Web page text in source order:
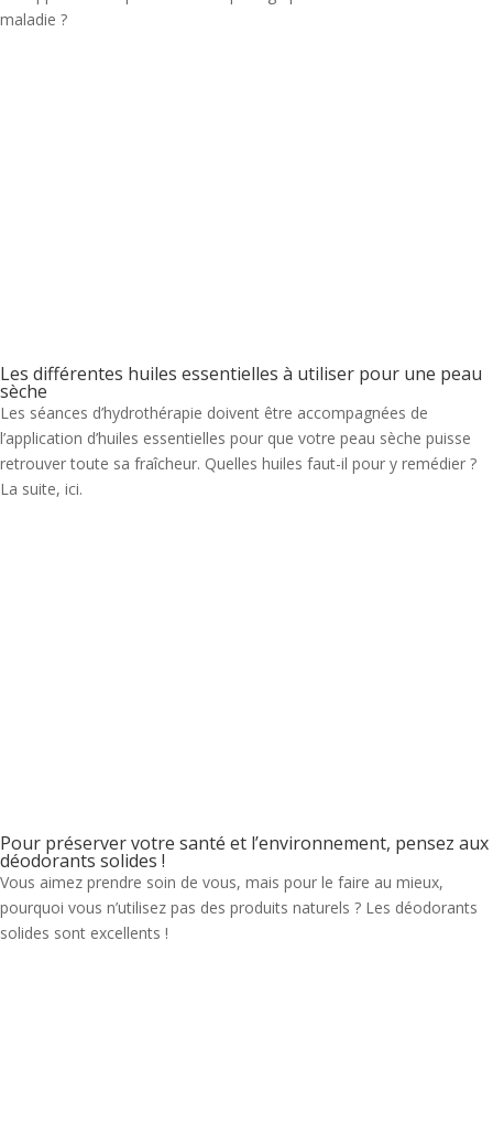
maladie ?
Les différentes huiles essentielles à utiliser pour une peau
sèche
Les séances d’hydrothérapie doivent être accompagnées de
l’application d’huiles essentielles pour que votre peau sèche puisse
retrouver toute sa fraîcheur. Quelles huiles faut-il pour y remédier ?
La suite, ici.
Pour préserver votre santé et l’environnement, pensez aux
déodorants solides !
Vous aimez prendre soin de vous, mais pour le faire au mieux,
pourquoi vous n’utilisez pas des produits naturels ? Les déodorants
solides sont excellents !